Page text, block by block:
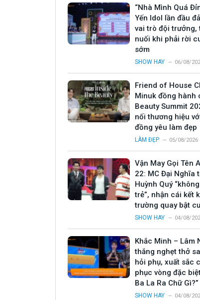
“Nhà Mình Quá
Yến Idol lần đầu
vai trò đội trưởng,
nuối khi phải rời
sớm
SHOW HAY 06/08/
Friend of House
Minuk đồng hành
Beauty Summit
nối thương hiệu
đồng yêu làm đẹp
LÀM ĐẸP 05/08/2026
Vận May Gọi Tên
22: MC Đại Nghĩa
Huỳnh Quý
trẻ”, nhận cái kết
trường quay bật
SHOW HAY 04/08/
Khắc Minh – Lâm
thắng nghẹt thở
hỏi phụ, xuất sắc
phục vòng đặc
Ba La Ra Chữ Gì?”
SHOW HAY 04/08/